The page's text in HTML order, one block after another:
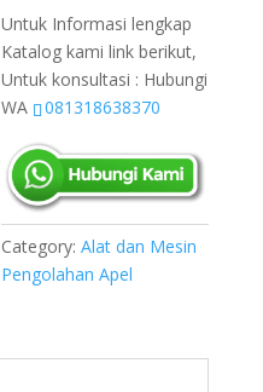
Untuk Informasi lengkap
Katalog kami link berikut,
Untuk konsultasi : Hubungi
WA
081318638370
Category:Alat dan Mesin
Pengolahan Apel